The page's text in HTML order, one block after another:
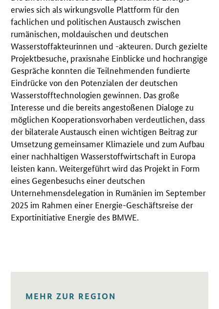
erwies sich als wirkungsvolle Plattform für den
fachlichen und politischen Austausch zwischen
rumänischen, moldauischen und deutschen
Wasserstoffakteurinnen und -akteuren. Durch gezielte
Projektbesuche, praxisnahe Einblicke und hochrangige
Gespräche konnten die Teilnehmenden fundierte
Eindrücke von den Potenzialen der deutschen
Wasserstofftechnologien gewinnen. Das große
Interesse und die bereits angestoßenen Dialoge zu
möglichen Kooperationsvorhaben verdeutlichen, dass
der bilaterale Austausch einen wichtigen Beitrag zur
Umsetzung gemeinsamer Klimaziele und zum Aufbau
einer nachhaltigen Wasserstoffwirtschaft in Europa
leisten kann. Weitergeführt wird das Projekt in Form
eines Gegenbesuchs einer deutschen
Unternehmensdelegation in Rumänien im September
2025 im Rahmen einer Energie-Geschäftsreise der
Exportinitiative Energie des BMWE.
MEHR ZUR REGION